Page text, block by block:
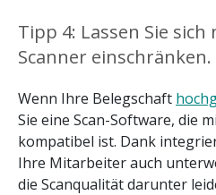
Tipp 4: Lassen Sie
Scanner einschränken.
Wenn Ihre Belegschaft
Sie eine Scan-Software, die
kompatibel ist. Dank
Ihre Mitarbeiter auch
die Scanqualität darunter